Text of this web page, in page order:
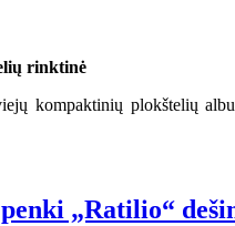
rinktinė
kompaktinių plokštelių
„Ratilio“